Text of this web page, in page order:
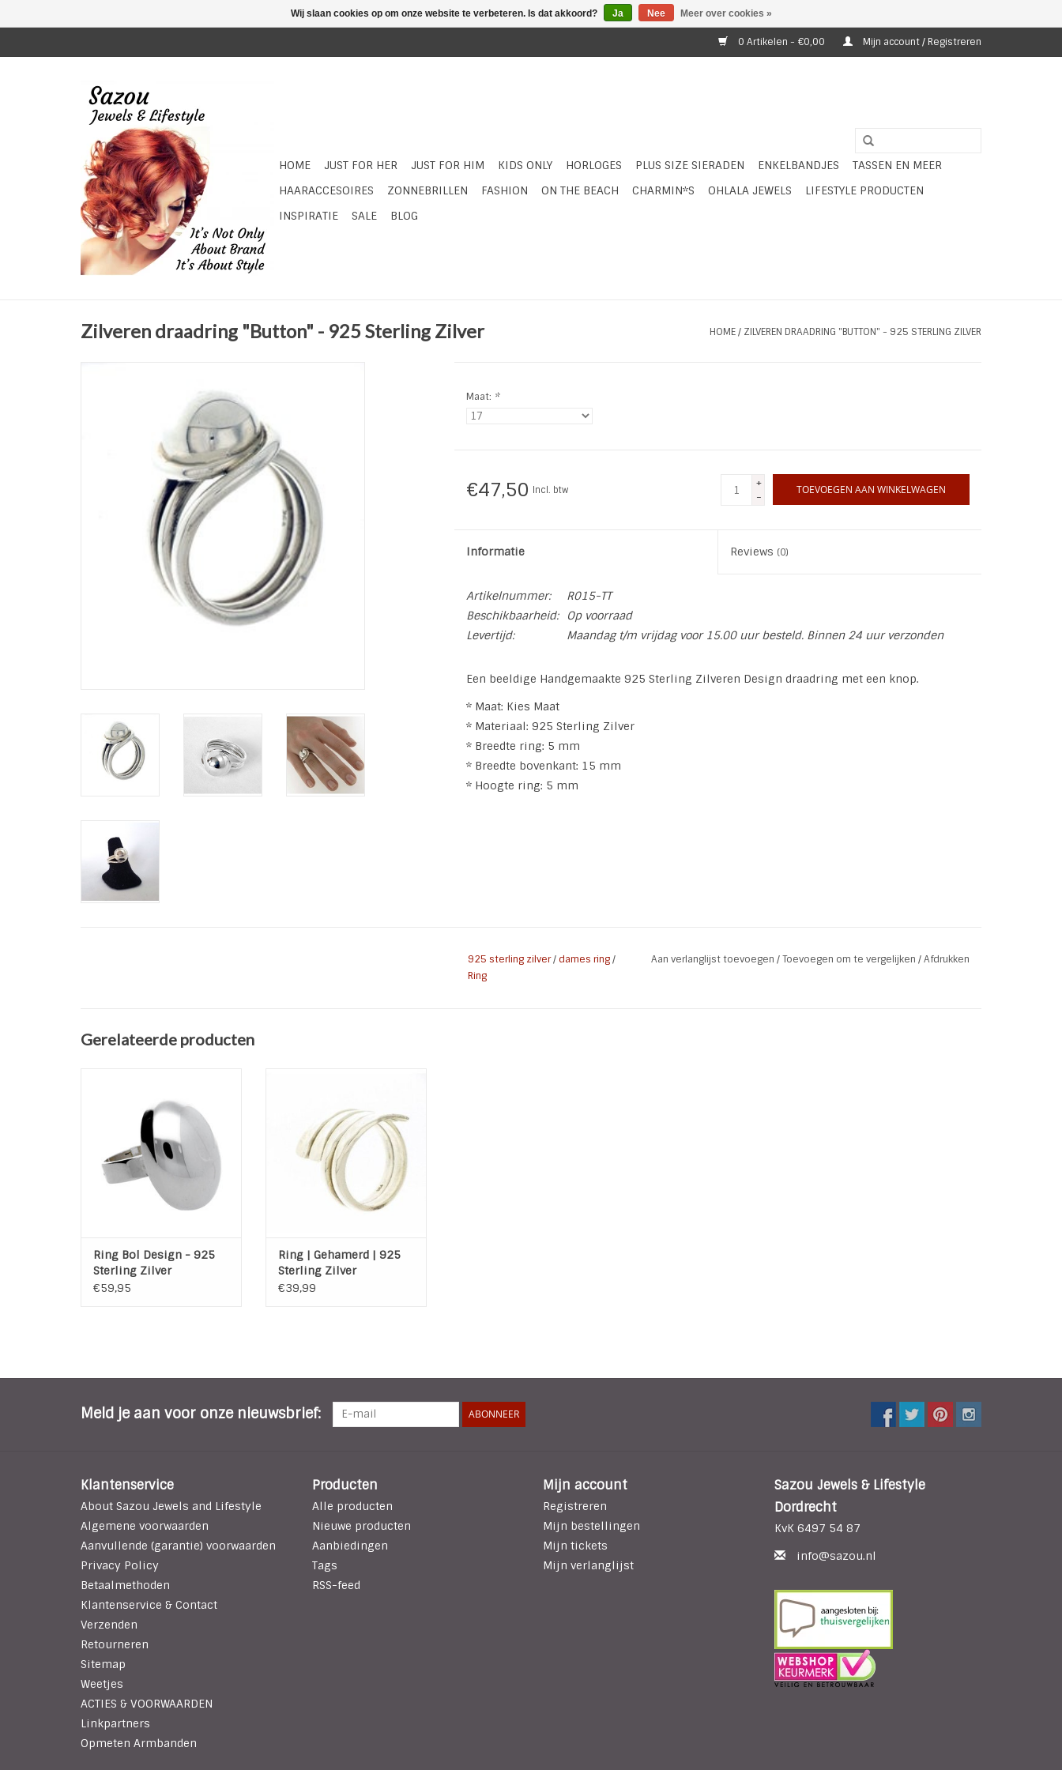
0 Artikelen - €0,00 Mijn account / Registreren
HOME JUST FOR HER JUST FOR HIM KIDS ONLY HORLOGES PLUS SIZE SIERADEN ENKELBANDJES
TASSEN EN MEER
HAARACCESOIRES
ZONNEBRILLEN FASHION ON THE BEACH CHARMIN*S OHLALA JEWELS
LIFESTYLE PRODUCTEN
INSPIRATIE
SALE BLOG
Zilveren draadring "Button" - 925 Sterling Zilver HOME/ ZILVEREN DRAADRING "BUTTON" - 925 STERLING ZILVER
Maat: *
€47,50 Incl. btw
+
-
TOEVOEGEN AAN WINKELWAGEN
Informatie Reviews (0)
Artikelnummer:
R015-TT
Beschikbaarheid:
Op voorraad
Levertijd:
Maandag t/m vrijdag voor 15.00 uur besteld. Binnen 24 uur verzonden
Een beeldige Handgemaakte 925 Sterling Zilveren Design draadring met een knop.
* Maat: Kies Maat
* Materiaal: 925 Sterling Zilver
* Breedte ring: 5 mm
* Breedte bovenkant: 15 mm
* Hoogte ring: 5 mm
925 sterling zilver/ dames ring/
Ring
Aan verlanglijst toevoegen /Toevoegen om te vergelijken /Afdrukken
Gerelateerde producten
sieraad is een echte Eye
Catcher.
TOEVOEGEN AAN WINKELWAGEN
Ring Bol Design - 925
Sterling Zilver
€59,95
van hoogwaardige kwaliteit
De ring is licht verstelbaar.
TOEVOEGEN AAN WINKELWAGEN
Ring | Gehamerd | 925
Sterling Zilver
€39,99
Meld je aan voor onze nieuwsbrief: ABONNEER
Klantenservice
About Sazou Jewels and Lifestyle
Algemene voorwaarden
Aanvullende (garantie) voorwaarden
Privacy Policy
Betaalmethoden
Klantenservice & Contact
Verzenden
Retourneren
Sitemap
Weetjes
ACTIES & VOORWAARDEN
Linkpartners
Opmeten Armbanden
Producten
Alle producten
Nieuwe producten
Aanbiedingen
Tags
RSS-feed
Mijn account
Registreren
Mijn bestellingen
Mijn tickets
Mijn verlanglijst
Sazou Jewels & Lifestyle
Dordrecht
KvK 6497 54 87
info@sazou.nl
Wij slaan cookies op om onze website te verbeteren. Is dat akkoord? Ja Nee Meer over cookies »